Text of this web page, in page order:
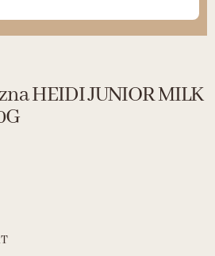
HEIDI JUNIOR MILK